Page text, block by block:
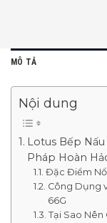
MÔ TẢ
Nội dung
Lotus Bếp Nấu
Pháp Hoàn
Đặc Điểm
Công Dụng
66G
Tại Sao Nên